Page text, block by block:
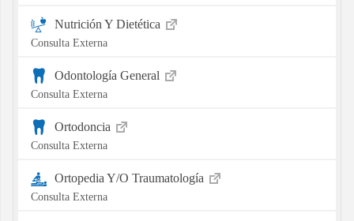
Nutrición Y Dietética
Consulta Externa
Odontología General
Consulta Externa
Ortodoncia
Consulta Externa
Ortopedia Y/O Traumatología
Consulta Externa